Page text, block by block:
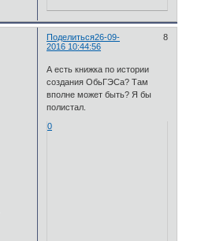
Поделиться 8
26-09-
2016 10:44:56
А есть книжка по истории
создания ОбьГЭСа? Там
вполне может быть? Я бы
полистал.
0